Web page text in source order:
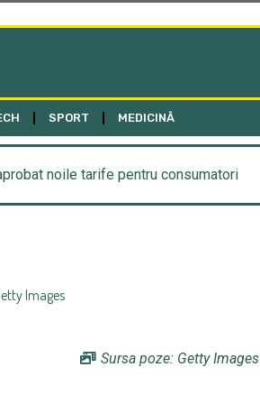
SPORT MEDICINĂ
noile tarife pentru consumatori
Images
Sursa poze: Getty Images